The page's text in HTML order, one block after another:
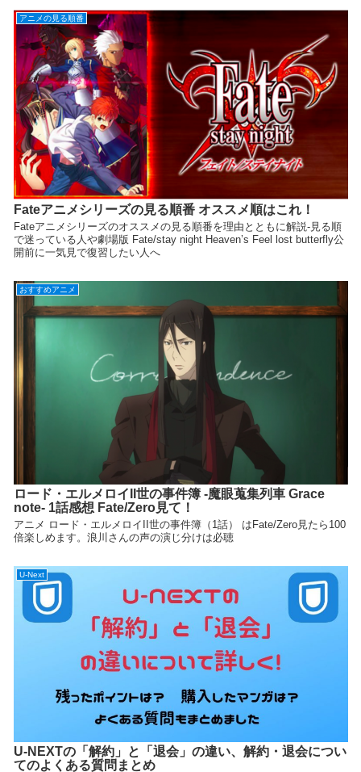
アニメの見る順番
Fateアニメシリーズの見る順番 オススメ順はこれ！
Fateアニメシリーズのオススメの見る順番を理由とともに解説-見る順
で迷っている人や劇場版 Fate/stay night Heaven’s Feel lost butterfly公
開前に一気見で復習したい人へ
おすすめアニメ
ロード・エルメロイII世の事件簿 -魔眼蒐集列車 Grace
note- 1話感想 Fate/Zero見て！
アニメ ロード・エルメロイII世の事件簿（1話） はFate/Zero見たら100
倍楽しめます。浪川さんの声の演じ分けは必聴
U-Next
U-NEXTの「解約」と「退会」の違い、解約・退会につい
てのよくある質問まとめ